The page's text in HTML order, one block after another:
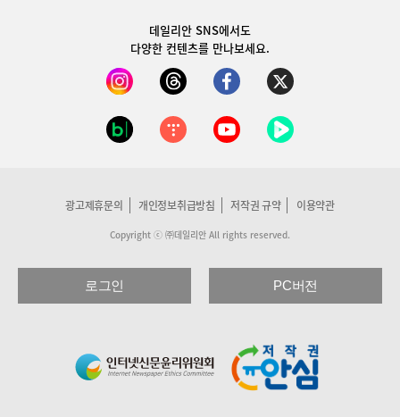
데일리안 SNS에서도
다양한 컨텐츠를 만나보세요.
광고제휴문의 개인정보취급방침 저작권 규약 이용약관
Copyright ⓒ ㈜데일리안 All rights reserved.
로그인 PC버전